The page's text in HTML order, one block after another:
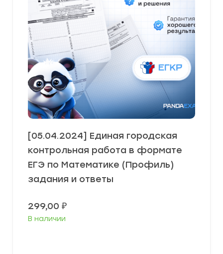
[05.04.2024] Единая городская
контрольная работа в формате
ЕГЭ по Математике (Профиль)
задания и ответы
299,00 ₽
В наличии